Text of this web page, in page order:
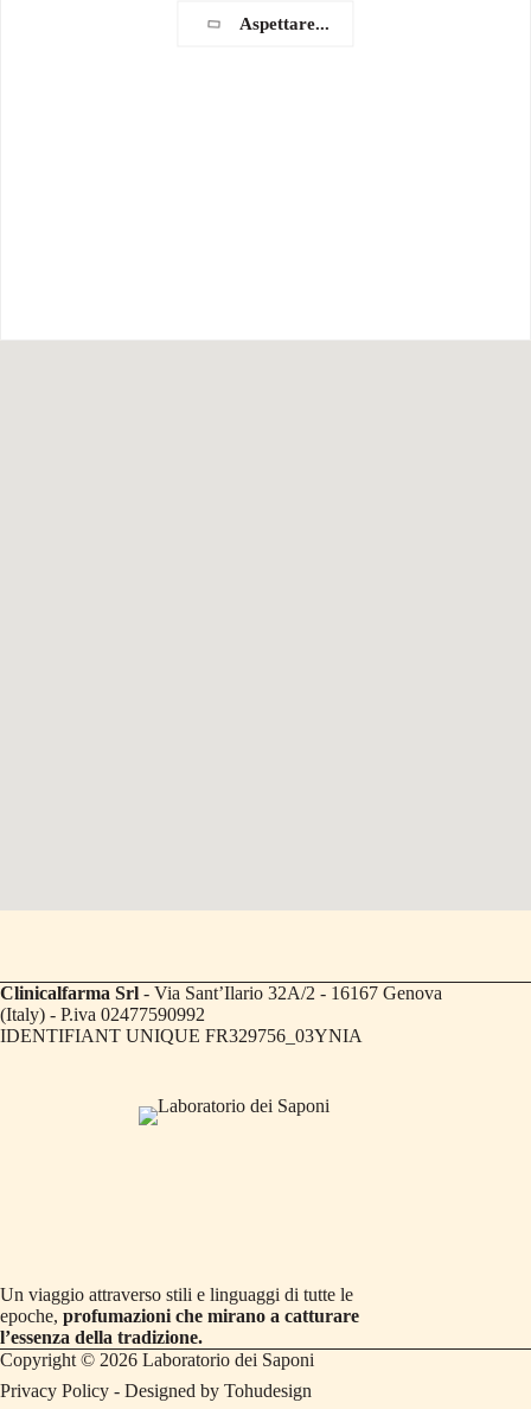
Aspettare...
Clinicalfarma Srl - Via Sant’Ilario 32A/2 - 16167 Genova
(Italy) - P.iva 02477590992
IDENTIFIANT UNIQUE FR329756_03YNIA
Un viaggio attraverso stili e linguaggi di tutte le
epoche, profumazioni che mirano a catturare
l’essenza della tradizione.
Copyright © 2026 Laboratorio dei Saponi
Privacy Policy - Designed by Tohudesign